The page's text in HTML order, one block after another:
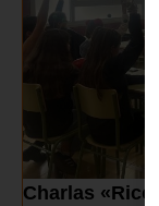
Charlas